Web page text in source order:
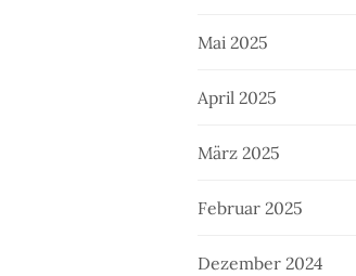
Mai 2025
April 2025
März 2025
Februar 2025
Dezember 2024